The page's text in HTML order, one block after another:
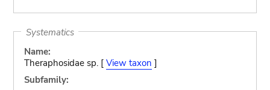
Systematics
Name:
Theraphosidae sp. [ View taxon ]
Subfamily: